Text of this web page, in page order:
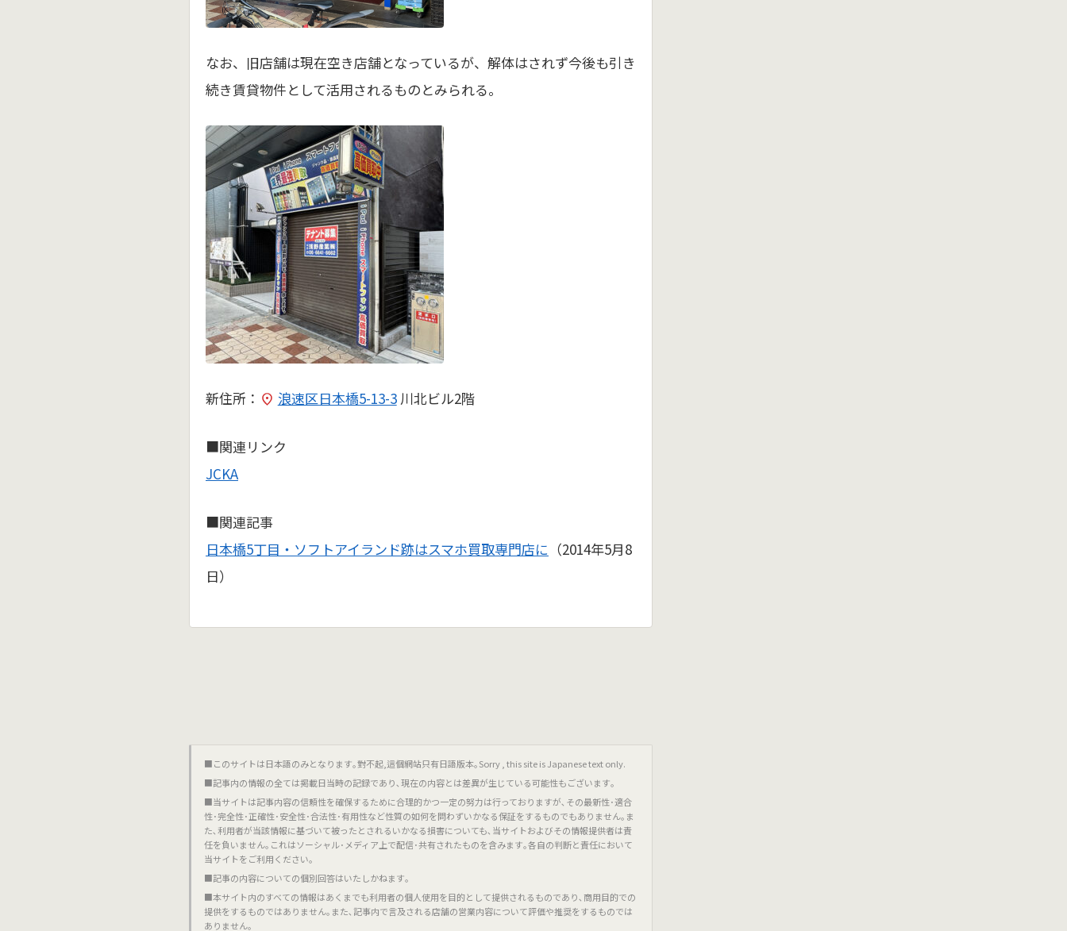
なお、旧店舗は現在空き店舗となっているが、解体はされず今後も引き
続き賃貸物件として活用されるものとみられる。
新住所： 浪速区日本橋5-13-3川北ビル2階
■関連リンク
JCKA
■関連記事
日本橋5丁目・ソフトアイランド跡はスマホ買取専門店に （2014年5月8
日）
■このサイトは日本語のみとなります｡對不起,這個網站只有日語版本｡Sorry , this site is Japanese text only.
■記事内の情報の全ては掲載日当時の記録であり､現在の内容とは差異が生じている可能性もございます｡
■当サイトは記事内容の信頼性を確保するために合理的かつ一定の努力は行っておりますが､その最新性･適合
性･完全性･正確性･安全性･合法性･有用性など性質の如何を問わずいかなる保証をするものでもありません｡ま
た､利用者が当該情報に基づいて被ったとされるいかなる損害についても､当サイトおよびその情報提供者は責
任を負いません｡これはソーシャル･メディア上で配信･共有されたものを含みます｡各自の判断と責任において
当サイトをご利用ください｡
■記事の内容についての個別回答はいたしかねます｡
■本サイト内のすべての情報はあくまでも利用者の個人使用を目的として提供されるものであり､商用目的での
提供をするものではありません｡また､記事内で言及される店舗の営業内容について評価や推奨をするものでは
ありません｡